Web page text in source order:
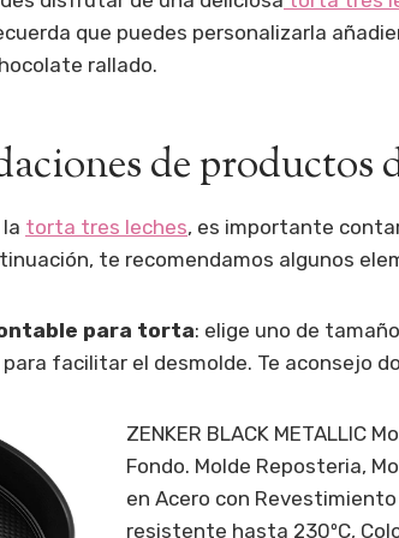
que puedes personalizarla
rallado.
de productos
torta tres leches, es importante
te recomendamos algunos
para torta: elige uno de
facilitar el desmolde. Te aconsejo
ZENKER BLACK METALLIC
Fondo. Molde Reposteria,
en Acero con
resistente hasta 230ºC,